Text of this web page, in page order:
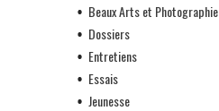
Beaux Arts et Photographie
Dossiers
Entretiens
Essais
Jeunesse